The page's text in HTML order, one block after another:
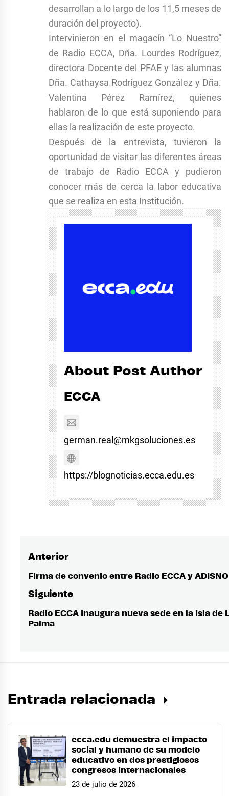
desarrollan a lo largo de los 11,5 meses de
duración del proyecto).
Intervinieron en el magacín “Lo Nuestro”
de Radio ECCA, Dña. Lourdes Rodríguez,
directora Docente del PFAE y las alumnas
Dña. Cathaysa Rodríguez González y Dña.
Valentina Pérez Ramírez, quienes
hablaron de lo que está suponiendo para
ellas la realización de este proyecto.
Después de la entrevista, tuvieron la
oportunidad de visitar las diferentes áreas
de trabajo de Radio ECCA y pudieron
conocer más de cerca la labor educativa
que se realiza en esta Institución.
About Post Author
ECCA
german.real@mkgsoluciones.es
https://blognoticias.ecca.edu.es
Navegación
de
entradas
Anterior
Entrada
anterior:
Firma de convenio entre Radio ECCA y
Siguiente
Entrada
siguiente:
Radio ECCA inaugura nueva sede en la isla de
Palma
Entrada relacionada
ecca.edu demuestra el impacto
social y humano de su modelo
educativo en dos prestigiosos
congresos internacionales
23 de julio de 2026